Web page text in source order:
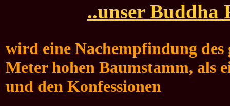
..unser Buddha
wird eine Nachempfindung
Meter hohen Baumstamm, als
und den Konfessionen